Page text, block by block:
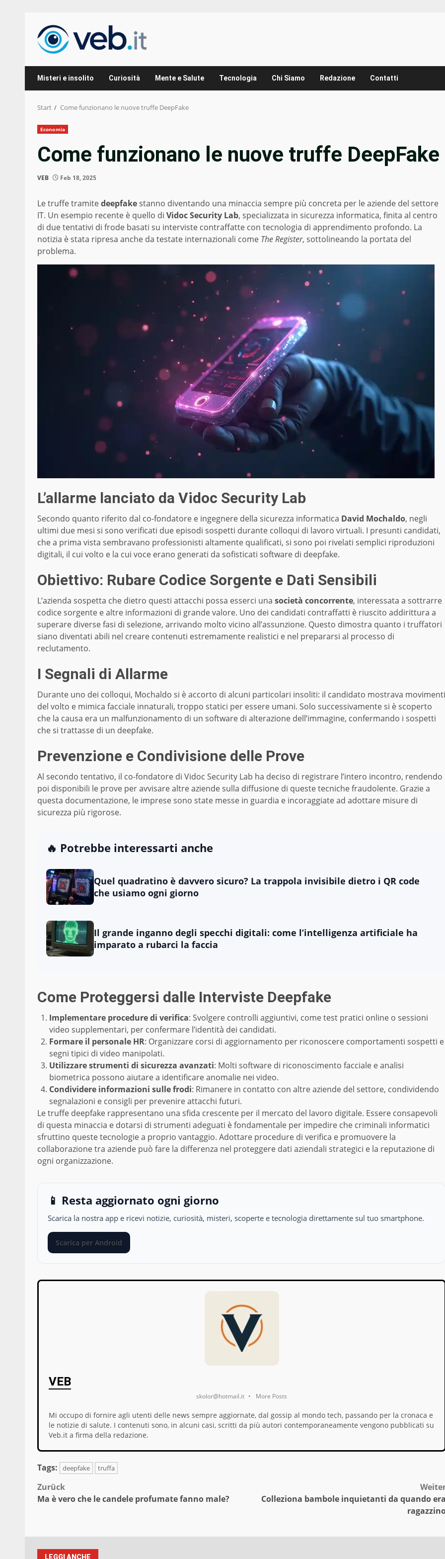
Inhalt
springen
Misteri e insolito Curiosità Mente e Salute Tecnologia Chi Siamo Redazione Contatti
Start Come funzionano le nuove truffe DeepFake
Economia
Come funzionano le nuove truffe DeepFake
VEB Feb 18, 2025
Le truffe tramitedeepfakestanno diventando una minaccia sempre più concreta per le aziende del settore
IT. Un esempio recente è quello di Vidoc Security Lab, specializzata in sicurezza informatica, finita al centro
di due tentativi di frode basati su interviste contraffatte con tecnologia di apprendimento profondo. La
notizia è stata ripresa anche da testate internazionali come The Register, sottolineando la portata del
problema.
L’allarme lanciato da Vidoc Security Lab
Secondo quanto riferito dal co-fondatore e ingegnere della sicurezza informatica David Mochaldo, negli
ultimi due mesi si sono verificati due episodi sospetti durante colloqui di lavoro virtuali. I presunti candidati,
che a prima vista sembravano professionisti altamente qualificati, si sono poi rivelati semplici riproduzioni
digitali, il cui volto e la cui voce erano generati da sofisticati software di deepfake.
Obiettivo: Rubare Codice Sorgente e Dati Sensibili
L’azienda sospetta che dietro questi attacchi possa esserci una società concorrente, interessata a sottrarre
codice sorgente e altre informazioni di grande valore. Uno dei candidati contraffatti è riuscito addirittura a
superare diverse fasi di selezione, arrivando molto vicino all’assunzione. Questo dimostra quanto i truffatori
siano diventati abili nel creare contenuti estremamente realistici e nel prepararsi al processo di
reclutamento.
I Segnali di Allarme
Durante uno dei colloqui, Mochaldo si è accorto di alcuni particolari insoliti: il candidato mostrava movimenti
del volto e mimica facciale innaturali, troppo statici per essere umani. Solo successivamente si è scoperto
che la causa era un malfunzionamento di un software di alterazione dell’immagine, confermando i sospetti
che si trattasse di un deepfake.
Prevenzione e Condivisione delle Prove
Al secondo tentativo, il co-fondatore di Vidoc Security Lab ha deciso di registrare l’intero incontro, rendendo
poi disponibili le prove per avvisare altre aziende sulla diffusione di queste tecniche fraudolente. Grazie a
questa documentazione, le imprese sono state messe in guardia e incoraggiate ad adottare misure di
sicurezza più rigorose.
🔥 Potrebbe interessarti anche
Quel quadratino è davvero sicuro? La trappola invisibile dietro i QR code
che usiamo ogni giorno
Il grande inganno degli specchi digitali: come l’intelligenza artificiale ha
imparato a rubarci la faccia
Come Proteggersi dalle Interviste Deepfake
Implementare procedure di verifica: Svolgere controlli aggiuntivi, come test pratici online o sessioni
video supplementari, per confermare l’identità dei candidati.
Formare il personale HR: Organizzare corsi di aggiornamento per riconoscere comportamenti sospetti e
segni tipici di video manipolati.
Utilizzare strumenti di sicurezza avanzati: Molti software di riconoscimento facciale e analisi
biometrica possono aiutare a identificare anomalie nei video.
Condividere informazioni sulle frodi: Rimanere in contatto con altre aziende del settore, condividendo
segnalazioni e consigli per prevenire attacchi futuri.
Le truffe deepfake rappresentano una sfida crescente per il mercato del lavoro digitale. Essere consapevoli
di questa minaccia e dotarsi di strumenti adeguati è fondamentale per impedire che criminali informatici
sfruttino queste tecnologie a proprio vantaggio. Adottare procedure di verifica e promuovere la
collaborazione tra aziende può fare la differenza nel proteggere dati aziendali strategici e la reputazione di
ogni organizzazione.
📱 Resta aggiornato ogni giorno
Scarica la nostra app e ricevi notizie, curiosità, misteri, scoperte e tecnologia direttamente sul tuo smartphone.
Scarica per Android
VEB
skolor@hotmail.it • More Posts
Mi occupo di fornire agli utenti delle news sempre aggiornate, dal gossip al mondo tech, passando per la cronaca e
le notizie di salute. I contenuti sono, in alcuni casi, scritti da più autori contemporaneamente vengono pubblicati su
Veb.it a firma della redazione.
Tags: deepfake truffa
Beitragsnavigation
Zurück
Ma è vero che le candele profumate fanno male?
Colleziona bambole inquietanti da quando
LEGGI ANCHE